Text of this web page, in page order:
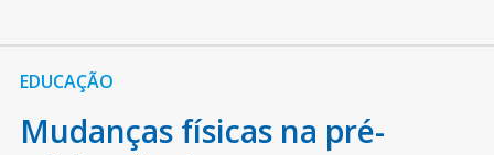
EDUCAÇÃO
Mudanças físicas na pré-